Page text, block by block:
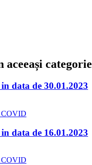
categorie
data de 30.01.2023
COVID
data de 16.01.2023
COVID